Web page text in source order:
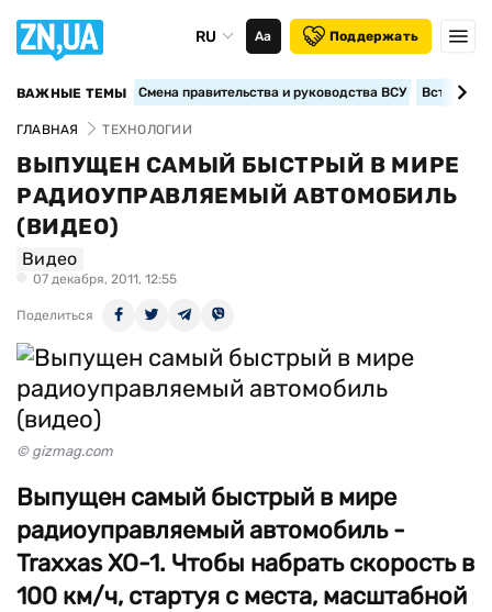
RU Аа Поддержать
ВАЖНЫЕ ТЕМЫ Смена правительства и руководства ВСУ
ГЛАВНАЯ ТЕХНОЛОГИИ
ВЫПУЩЕН САМЫЙ БЫСТРЫЙ В МИРЕ
РАДИОУПРАВЛЯЕМЫЙ АВТОМОБИЛЬ
(ВИДЕО)
Видео
07 декабря, 2011, 12:55
Поделиться
© gizmag.com
Выпущен самый быстрый в мире
радиоуправляемый автомобиль -
Traxxas XO-1. Чтобы набрать скорость в
100 км/ч, стартуя с места, масштабной